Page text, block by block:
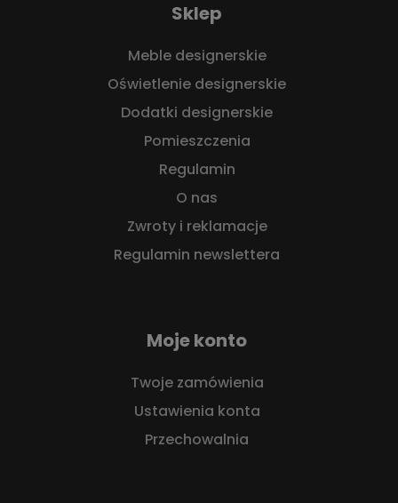
Sklep
Meble designerskie
Oświetlenie designerskie
Dodatki designerskie
Pomieszczenia
Regulamin
O nas
Zwroty i reklamacje
Regulamin newslettera
Moje konto
Twoje zamówienia
Ustawienia konta
Przechowalnia